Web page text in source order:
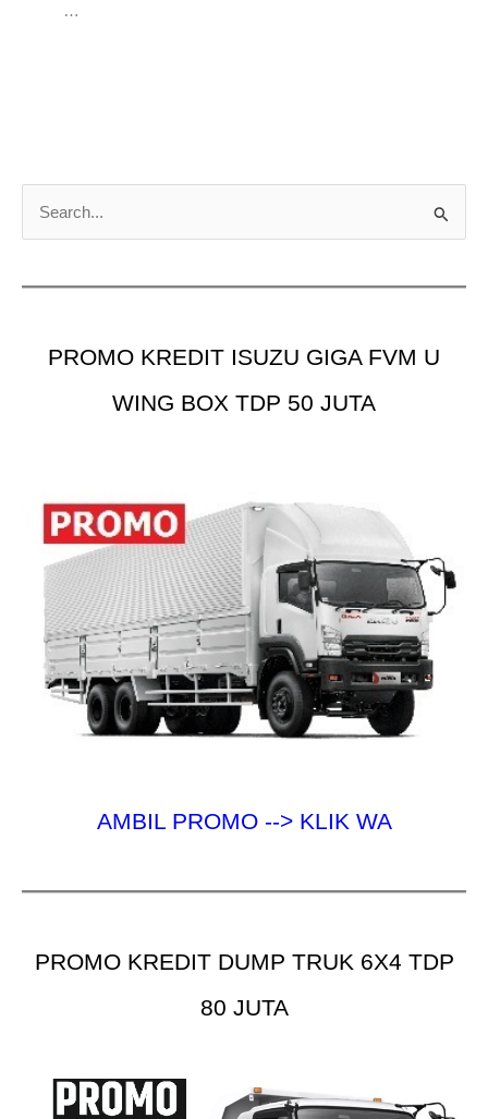
…
PROMO KREDIT ISUZU GIGA FVM U
WING BOX TDP 50 JUTA
AMBIL PROMO --> KLIK WA
PROMO KREDIT DUMP TRUK 6X4 TDP
80 JUTA